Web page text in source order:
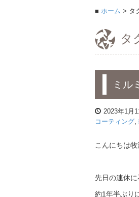
ホーム タ
タ
ミル
2023年1月
コーティング,
こんにちは
先日の連休に
約1年半ぶり